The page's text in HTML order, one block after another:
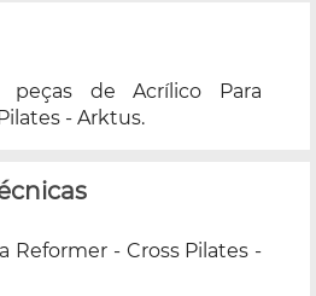
de Acrílico Para
- Arktus.
Reformer - Cross Pilates -